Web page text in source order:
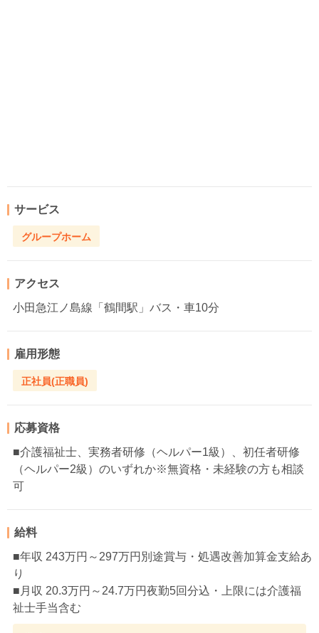
サービス
グループホーム
アクセス
小田急江ノ島線「鶴間駅」バス・車10分
雇用形態
正社員(正職員)
応募資格
■介護福祉士、実務者研修（ヘルパー1級）、初任者研修
（ヘルパー2級）のいずれか※無資格・未経験の方も相談
可
給料
■年収 243万円～297万円別途賞与・処遇改善加算金支給あ
り
■月収 20.3万円～24.7万円夜勤5回分込・上限には介護福
祉士手当含む